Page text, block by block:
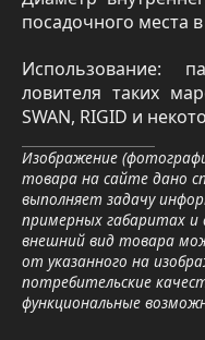
посадочного места
Использование:
ловителя таких
SWAN, RIGID и
Изображение
товара на сайте дано
выполняет задачу
примерных габаритах и
внешний вид товара
от указанного на
потребительские
функциональные